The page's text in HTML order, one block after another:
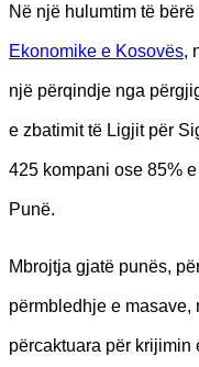
Në një hulumtim të
Ekonomike e Kosovës,
një përqindje nga
e zbatimit të Ligjit për
425 kompani ose 85%
Punë.
Mbrojtja gjatë punës,
përmbledhje e masave,
përcaktuara për krijimin